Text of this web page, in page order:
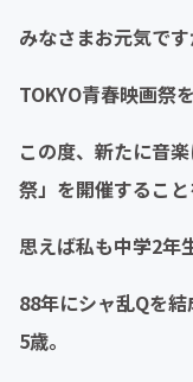
みなさまお元気で
TOKYO青春映画祭
この度、新たに音
祭」を開催すること
思えば私も中学2年
88年にシャ乱Qを
5歳。